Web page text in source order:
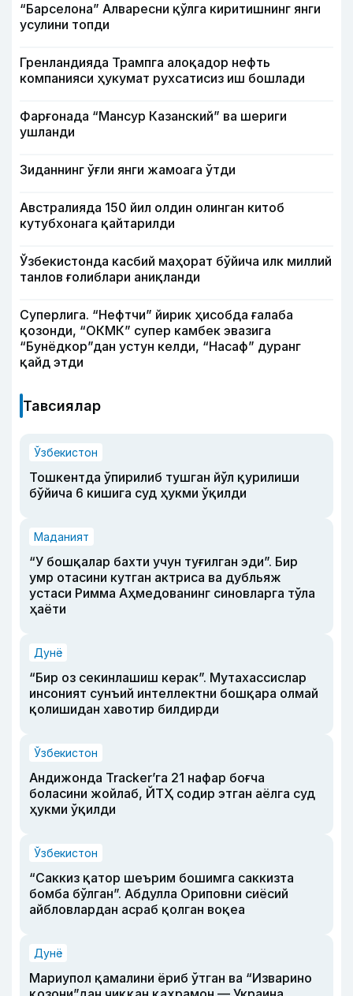
“Барселона” Алваресни қўлга киритишнинг янги
усулини топди
Гренландияда Трампга алоқадор нефть
компанияси ҳукумат рухсатисиз иш бошлади
Фарғонада “Мансур Казанский” ва шериги
ушланди
Зиданнинг ўғли янги жамоага ўтди
Австралияда 150 йил олдин олинган китоб
кутубхонага қайтарилди
Ўзбекистонда касбий маҳорат бўйича илк миллий
танлов ғолиблари аниқланди
Суперлига. “Нефтчи” йирик ҳисобда ғалаба
қозонди, “ОКМК” супер камбек эвазига
“Бунёдкор”дан устун келди, “Насаф” дуранг
қайд этди
Тавсиялар
Ўзбекистон
Тошкентда ўпирилиб тушган йўл қурилиши
бўйича 6 кишига суд ҳукми ўқилди
Маданият
“У бошқалар бахти учун туғилган эди”. Бир
умр отасини кутган актриса ва дубльяж
устаси Римма Аҳмедованинг синовларга тўла
ҳаёти
Дунё
“Бир оз секинлашиш керак”. Мутахассислар
инсоният сунъий интеллектни бошқара олмай
қолишидан хавотир билдирди
Ўзбекистон
Андижонда Tracker’га 21 нафар боғча
боласини жойлаб, ЙТҲ содир этган аёлга суд
ҳукми ўқилди
Ўзбекистон
“Саккиз қатор шеърим бошимга саккизта
бомба бўлган”. Абдулла Ориповни сиёсий
айбловлардан асраб қолган воқеа
Дунё
Мариупол қамалини ёриб ўтган ва “Изварино